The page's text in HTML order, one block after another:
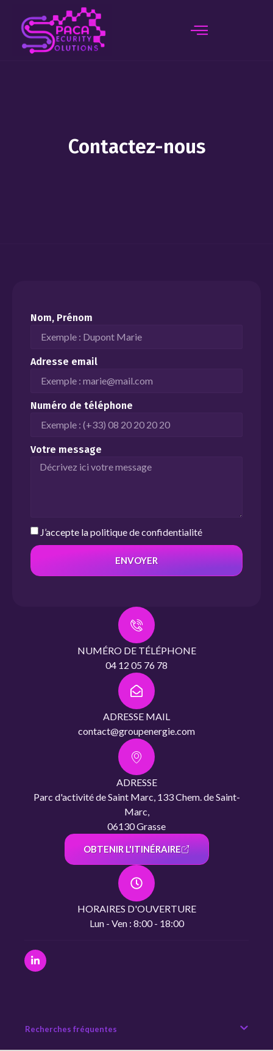
principal
Contactez-nous
NUMÉRO DE TÉLÉPHONE
04 12 05 76 78
ADRESSE MAIL
contact@groupenergie.com
ADRESSE
Parc d'activité de Saint Marc, 133 Chem. de Saint-
Marc,
06130 Grasse
OBTENIR L'ITINÉRAIRE
HORAIRES D'OUVERTURE
Lun - Ven : 8:00 - 18:00
Nom, Prénom
Adresse email
Numéro de téléphone
Votre message
J’accepte lapolitique de confidentialité
ENVOYER
Recherches fréquentes